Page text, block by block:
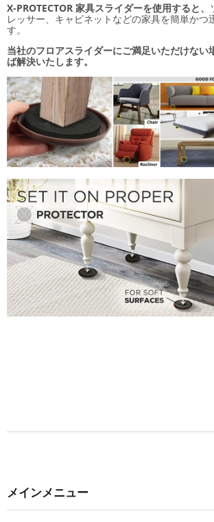
X-PROTECTOR 家具スライダーを使用すると、
レッサー、キャビネットなどの家具を簡単かつ
す。
当社のフロアスライダーにご満足いただけない
ば解決いたします。
メインメニュー